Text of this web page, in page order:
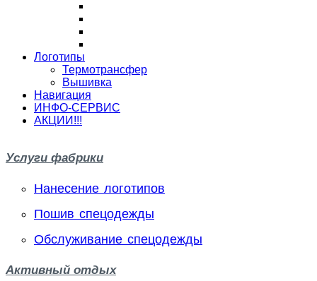
Логотипы
Термотрансфер
Вышивка
Навигация
ИНФО-СЕРВИС
АКЦИИ!!!
Услуги фабрики
Нанесение логотипов
Пошив спецодежды
Обслуживание спецодежды
Активный отдых